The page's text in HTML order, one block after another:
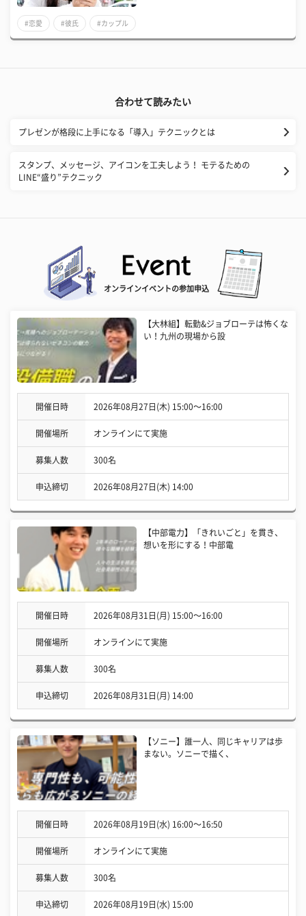
#恋愛 #彼氏 #カップル
合わせて読みたい
プレゼンが格段に上手になる「導入」テクニックとは
スタンプ、メッセージ、アイコンを工夫しよう！ モテるための
LINE“盛り”テクニック
オンラインイベントの参加申込
【大林組】転勤&ジョブローテは怖くな
い！九州の現場から設
開催日時 2026年08月27日(木) 15:00〜16:00
開催場所 オンラインにて実施
募集人数 300名
申込締切 2026年08月27日(木) 14:00
【中部電力】「きれいごと」を貫き、
想いを形にする！中部電
開催日時 2026年08月31日(月) 15:00〜16:00
開催場所 オンラインにて実施
募集人数 300名
申込締切 2026年08月31日(月) 14:00
【ソニー】誰一人、同じキャリアは歩
まない。ソニーで描く、
開催日時 2026年08月19日(水) 16:00〜16:50
開催場所 オンラインにて実施
募集人数 300名
申込締切 2026年08月19日(水) 15:00